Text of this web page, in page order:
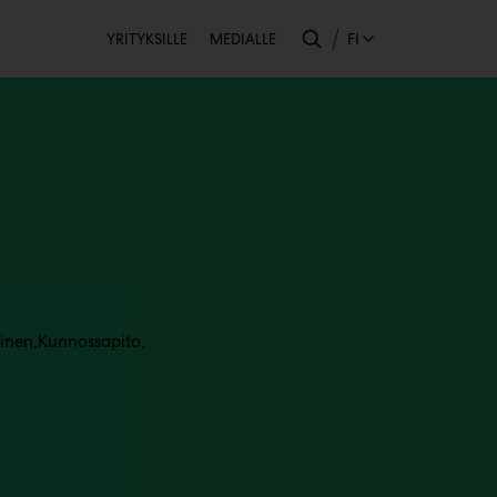
Toissijainen
YRITYKSILLE MEDIALLE FI
Kunnossapito